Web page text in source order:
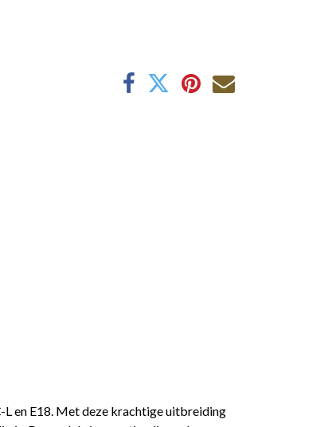
en E18. Met deze krachtige uitbreiding